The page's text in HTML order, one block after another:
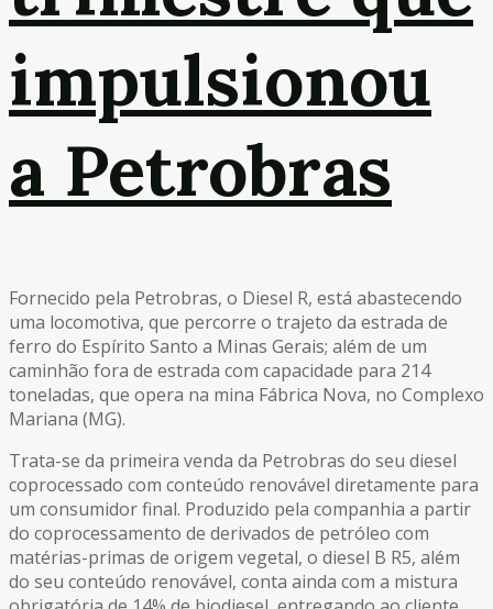
impulsionou
a Petrobras
Fornecido pela Petrobras, o Diesel R, está abastecendo
uma locomotiva, que percorre o trajeto da estrada de
ferro do Espírito Santo a Minas Gerais; além de um
caminhão fora de estrada com capacidade para 214
toneladas, que opera na mina Fábrica Nova, no Complexo
Mariana (MG).
Trata-se da primeira venda da Petrobras do seu diesel
coprocessado com conteúdo renovável diretamente para
um consumidor final. Produzido pela companhia a partir
do coprocessamento de derivados de petróleo com
matérias-primas de origem vegetal, o diesel B R5, além
do seu conteúdo renovável, conta ainda com a mistura